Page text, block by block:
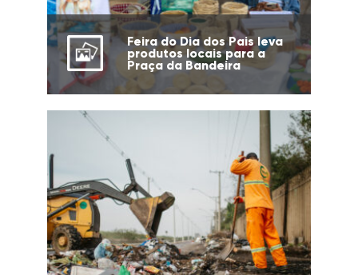
Feira do Dia dos Pais leva
produtos locais para a
Praça da Bandeira